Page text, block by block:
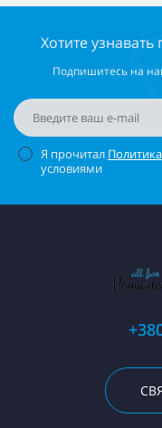
Хотите
Подпишитесь на
Я прочитал
условиями